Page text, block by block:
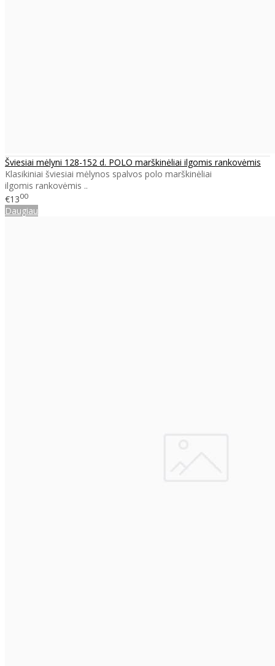
Šviesiai mėlyni 128-152 d. POLO marškinėliai ilgomis rankovėmis
Klasikiniai šviesiai mėlynos spalvos polo marškinėliai
ilgomis rankovėmis ..
€1300
Daugiau